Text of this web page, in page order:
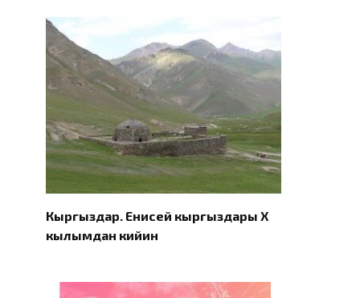
Кыргыздар. Eнисей кыргыздары X
кылымдан кийин